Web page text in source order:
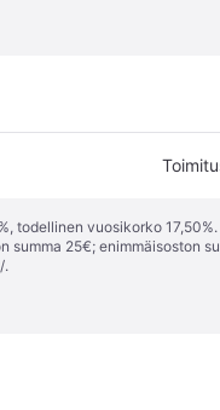
todellinen vuosikorko
25€; enimmäisoston
.